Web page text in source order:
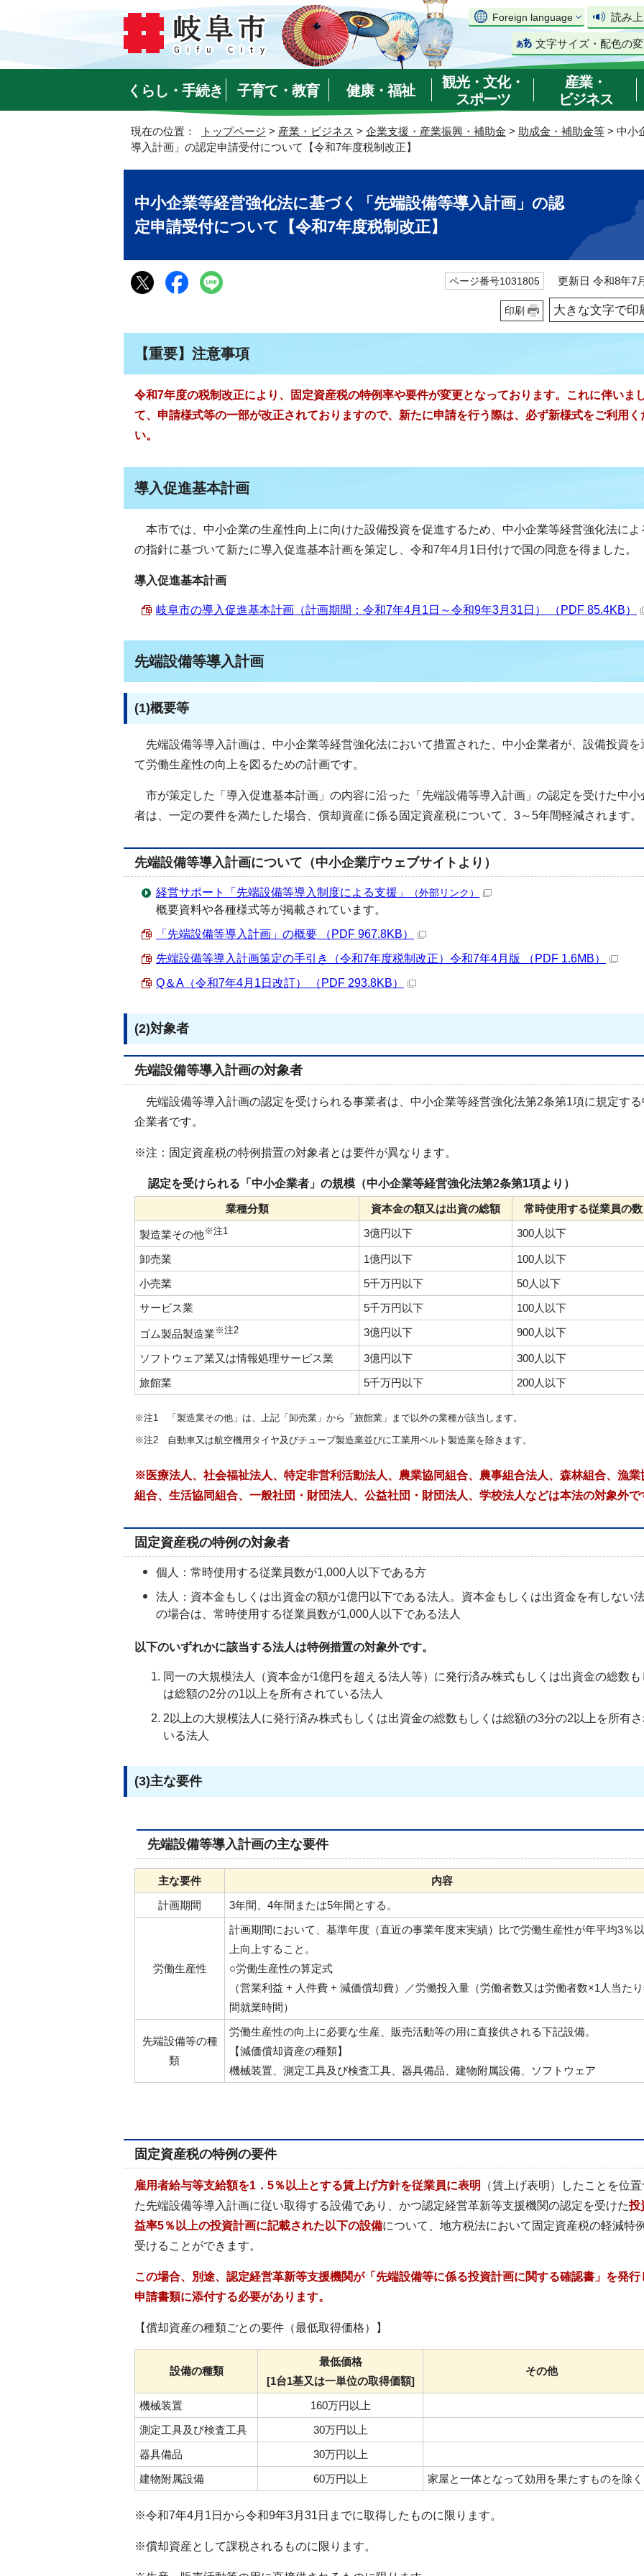
Foreign language 読み
文字サイズ・配色の
くらし・手続き 子育て・教育 健康・福祉
観光・文化・
スポーツ
産業・
ビジネス
現在の位置： トップページ > 産業・ビジネス > 企業支援・産業振興・補助金 > 助成金・補助金等 > 中小
導入計画」の認定申請受付について【令和7年度税制改正】
中小企業等経営強化法に基づく「先端設備等導入計画」の認
定申請受付について【令和7年度税制改正】
ページ番号1031805 更新日 令和8年7
印刷 大きな文字で印
【重要】注意事項
令和7年度の税制改正により、固定資産税の特例率や要件が変更となっております。これに伴いま
て、申請様式等の一部が改正されておりますので、新たに申請を行う際は、必ず新様式をご利用く
い。
導入促進基本計画
本市では、中小企業の生産性向上に向けた設備投資を促進するため、中小企業等経営強化法によ
の指針に基づいて新たに導入促進基本計画を策定し、令和7年4月1日付けで国の同意を得ました。
導入促進基本計画
岐阜市の導入促進基本計画（計画期間：令和7年4月1日～令和9年3月31日） （PDF 85.4KB）
先端設備等導入計画
(1)概要等
先端設備等導入計画は、中小企業等経営強化法において措置された、中小企業者が、設備投資を
て労働生産性の向上を図るための計画です。
市が策定した「導入促進基本計画」の内容に沿った「先端設備等導入計画」の認定を受けた中小
者は、一定の要件を満たした場合、償却資産に係る固定資産税について、3～5年間軽減されます。
先端設備等導入計画について（中小企業庁ウェブサイトより）
経営サポート「先端設備等導入制度による支援」 （外部リンク）
概要資料や各種様式等が掲載されています。
「先端設備等導入計画」の概要 （PDF 967.8KB）
先端設備等導入計画策定の手引き（令和7年度税制改正）令和7年4月版 （PDF 1.6MB）
Q＆A（令和7年4月1日改訂） （PDF 293.8KB）
(2)対象者
先端設備等導入計画の対象者
先端設備等導入計画の認定を受けられる事業者は、中小企業等経営強化法第2条第1項に規定する
企業者です。
※注：固定資産税の特例措置の対象者とは要件が異なります。
認定を受けられる「中小企業者」の規模（中小企業等経営強化法第2条第1項より）
業種分類 資本金の額又は出資の総額 常時使用する従業員の数
製造業その他※注1 3億円以下 300人以下
卸売業 1億円以下
100人以下
小売業
5千万円以下
50人以下
サービス業
5千万円以下 100人以下
ゴム製品製造業 ※注2 3億円以下 900人以下
ソフトウェア業又は情報処理サービス業 3億円以下
300人以下
旅館業
5千万円以下 200人以下
※注1 「製造業その他」は、上記「卸売業」から「旅館業」まで以外の業種が該当します。
※注2 自動車又は航空機用タイヤ及びチューブ製造業並びに工業用ベルト製造業を除きます。
※医療法人、社会福祉法人、特定非営利活動法人、農業協同組合、農事組合法人、森林組合、漁業
組合、生活協同組合、一般社団・財団法人、公益社団・財団法人、学校法人などは本法の対象外で
固定資産税の特例の対象者
個人：常時使用する従業員数が1,000人以下である方
法人：資本金もしくは出資金の額が1億円以下である法人。資本金もしくは出資金を有しない
の場合は、常時使用する従業員数が1,000人以下である法人
以下のいずれかに該当する法人は特例措置の対象外です。
同一の大規模法人（資本金が1億円を超える法人等）に発行済み株式もしくは出資金の総数も
は総額の2分の1以上を所有されている法人
2以上の大規模法人に発行済み株式もしくは出資金の総数もしくは総額の3分の2以上を所有
いる法人
(3)主な要件
先端設備等導入計画の主な要件
主な要件
内容
計画期間
3年間、4年間または5年間とする。
労働生産性
計画期間において、基準年度（直近の事業年度末実績）比で労働生産性が年平均3％以
上向上すること。
○労働生産性の算定式
（営業利益 + 人件費 + 減価償却費）／労働投入量（労働者数又は労働者数×1人当た
間就業時間）
先端設備等の種
類
労働生産性の向上に必要な生産、販売活動等の用に直接供される下記設備。
【減価償却資産の種類】
機械装置、測定工具及び検査工具、器具備品、建物附属設備、ソフトウェア
固定資産税の特例の要件
雇用者給与等支給額を1．5％以上とする賃上げ方針を従業員に表明
（賃上げ表明）したことを位
た先端設備等導入計画に従い取得する設備であり、かつ認定経営革新等支援機関の認定を受けた投
益率5％以上の投資計画に記載された以下の設備について、地方税法において固定資産税の軽減特
受けることができます。
この場合、別途、認定経営革新等支援機関が「先端設備等に係る投資計画に関する確認書」を発行
申請書類に添付する必要があります。
【償却資産の種類ごとの要件（最低取得価格）】
設備の種類
最低価格
[1台1基又は一単位の取得価額]
その他
機械装置
160万円以上
測定工具及び検査工具
30万円以上
器具備品
30万円以上
建物附属設備
60万円以上 家屋と一体となって効用を果たすものを除く
※令和7年4月1日から令和9年3月31日までに取得したものに限ります。
※償却資産として課税されるものに限ります。